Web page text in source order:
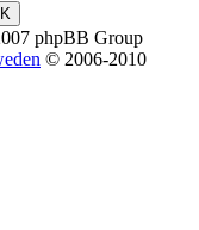
phpBB Group
© 2006-2010